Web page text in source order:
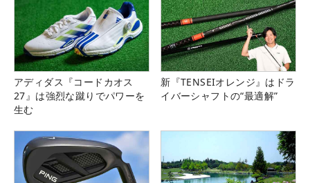
アディダス『コードカオス
27』は強烈な蹴りでパワーを
生む
新『TENSEIオレンジ』はドラ
イバーシャフトの“最適解”